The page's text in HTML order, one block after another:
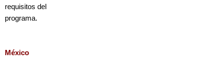
requisitos del
programa.
México